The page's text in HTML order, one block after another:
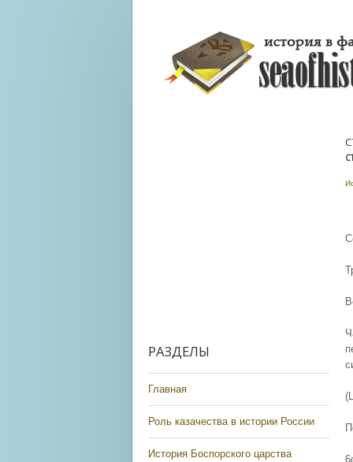
РАЗДЕЛЫ
Главная
Роль казачества в истории России
История Боспорского царства